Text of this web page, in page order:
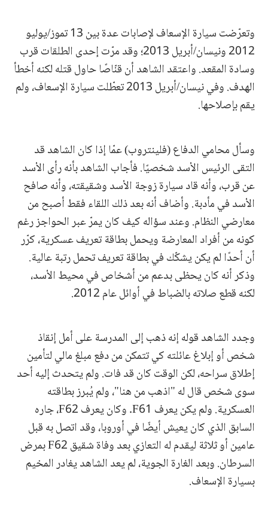
وتعرّضت سيارة الإسعاف لإصابات عدة بين 13 تموز/يوليو
2012 ونيسان/أبريل 2013؛ وقد مرّت إحدى الطلقات قرب
وسادة المقعد. واعتقد الشاهد أن قنّاصًا حاول قتله لكنه أخطأ
الهدف. وفي نيسان/أبريل 2013 تعطّلت سيارة الإسعاف، ولم
يقم بإصلاحها.
وسأل محامي الدفاع (فلينتروب) عمّا إذا كان الشاهد قد
التقى الرئيس الأسد شخصيًا. فأجاب الشاهد بأنه رأى الأسد
عن قرب، وأنه قاد سيارة زوجة الأسد وشقيقته، وأنه صافح
الأسد في مأدبة. وأضاف أنه بعد ذلك اللقاء فقط أصبح من
معارضي النظام. وعند سؤاله كيف كان يمرّ عبر الحواجز رغم
كونه من أفراد المعارضة ويحمل بطاقة تعريف عسكرية، كرّر
أن أحدًا لم يكن يشكّك في بطاقة تعريف تحمل رتبة عالية.
وذكر أنه كان يحظى بدعم من أشخاص في محيط الأسد،
لكنه قطع صلاته بالضباط في أوائل عام 2012.
وجدد الشاهد قوله إنه ذهب إلى المدرسة على أمل إنقاذ
شخص أو إبلاغ عائلته كي تتمكن من دفع مبلغ مالي لتأمين
إطلاق سراحه، لكن الوقت كان قد فات. ولم يتحدث إليه أحد
سوى شخص قال له "اذهب من هنا"، ولم يُبرز بطاقته
العسكرية. ولم يكن يعرف F61. وكان يعرف F62، جاره
السابق الذي كان يعيش أيضًا في أوروبا، وقد اتصل به قبل
عامين أو ثلاثة ليقدم له التعازي بعد وفاة شقيق F62 بمرض
السرطان. وبعد الغارة الجوية، لم يعد الشاهد يغادر المخيم
بسيارة الإسعاف.